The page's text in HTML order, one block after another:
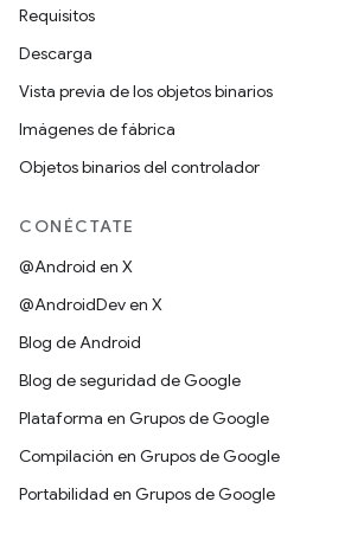
Requisitos
Descarga
Vista previa de los objetos binarios
Imágenes de fábrica
Objetos binarios del controlador
CONÉCTATE
@Android en X
@AndroidDev en X
Blog de Android
Blog de seguridad de Google
Plataforma en Grupos de Google
Compilación en Grupos de Google
Portabilidad en Grupos de Google